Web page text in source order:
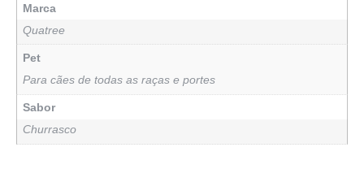
Marca
Quatree
Pet
Para cães de todas as raças e portes
Sabor
Churrasco